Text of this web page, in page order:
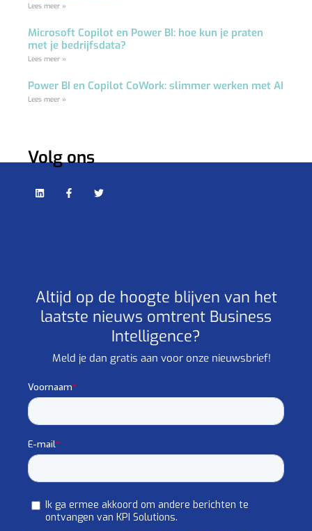
Lees meer »
Microsoft Copilot en Power BI: hoe kun je praten
met je bedrijfsdata?
Lees meer »
Power BI en Copilot CoWork: slimmer werken met AI
Lees meer »
Volg ons
Altijd op de hoogte blijven van het
laatste nieuws omtrent Business
Intelligence?
Meld je dan gratis aan voor onze nieuwsbrief!